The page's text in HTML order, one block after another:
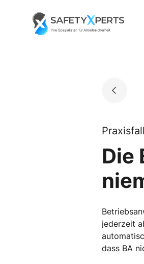
Go to landing page.
Praxisfall
Die
jederzeit
dass BA